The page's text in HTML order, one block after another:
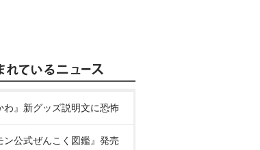
わ』新グッズ説明文に恐怖
ン公式ぜんこく図鑑』発売